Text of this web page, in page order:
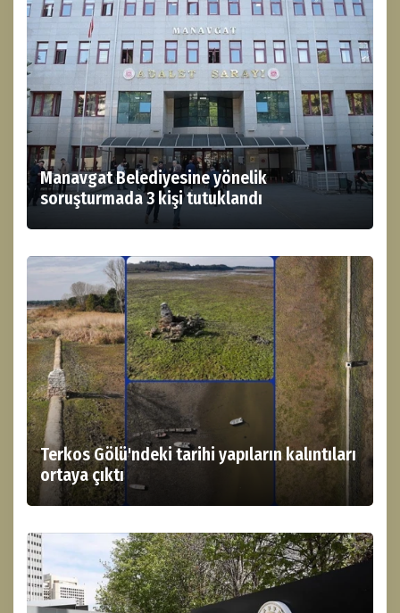
Manavgat Belediyesine yönelik
soruşturmada 3 kişi tutuklandı
Terkos Gölü'ndeki tarihi yapıların kalıntıları
ortaya çıktı